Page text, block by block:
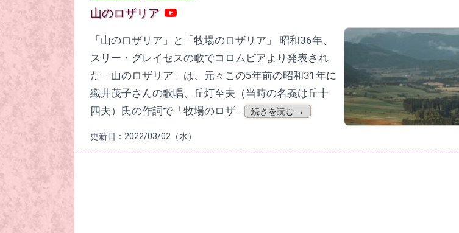
山のロザリア
「山のロザリア」と「牧場のロザリア」 昭和36年、
スリー・グレイセスの歌でコロムビアより発表され
た「山のロザリア」は、元々この5年前の昭和31年に
織井茂子さんの歌唱、丘灯至夫（当時の名義は丘十
四夫）氏の作詞で「牧場のロザ…
続きを読む →
更新日：2022/03/02（水）